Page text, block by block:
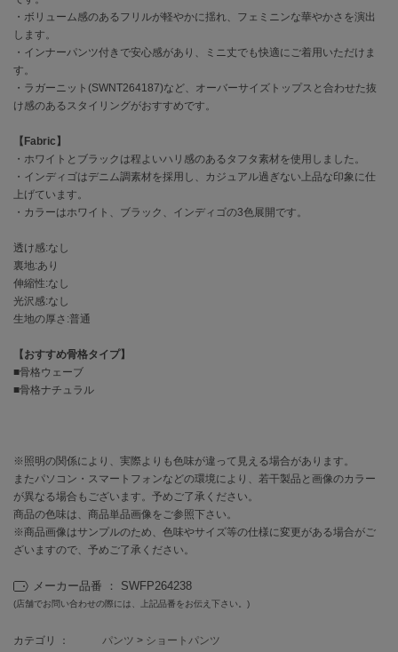
コードエー
コール ハーン
CONVERSE
コンバース
DANSKIN
ダンスキン
EIMY ISTOIRE
エイミー イストワール
emmi
エミ
emmi atelier
エミ アトリエ
ETRÉ TOKYO
エトレトウキョウ
ey
アイ
FILA
フィラ
FRAY I.D
・ボリューム感のあるフリルが軽やかに揺れ、フェミニンな華やかさを演出
します。
・インナーパンツ付きで安心感があり、ミニ丈でも快適にご着用いただけま
す。
・ラガーニット(SWNT264187)など、オーバーサイズトップスと合わせた抜
け感のあるスタイリングがおすすめです。
【Fabric】
・ホワイトとブラックは程よいハリ感のあるタフタ素材を使用しました。
・インディゴはデニム調素材を採用し、カジュアル過ぎない上品な印象に仕
上げています。
・カラーはホワイト、ブラック、インディゴの3色展開です。
透け感:なし
裏地:あり
伸縮性:なし
光沢感:なし
生地の厚さ:普通
【おすすめ骨格タイプ】
■骨格ウェーブ
■骨格ナチュラル
※照明の関係により、実際よりも色味が違って見える場合があります。
またパソコン・スマートフォンなどの環境により、若干製品と画像のカラー
が異なる場合もございます。予めご了承ください。
商品の色味は、商品単品画像をご参照下さい。
※商品画像はサンプルのため、色味やサイズ等の仕様に変更がある場合がご
ざいますので、予めご了承ください。
メーカー品番 ： SWFP264238
(店舗でお問い合わせの際には、上記品番をお伝え下さい。)
カテゴリ ： パンツ > ショートパンツ